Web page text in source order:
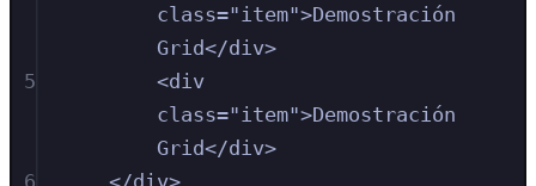
class="item">Demostración
Grid</div>
5
<div
class="item">Demostración
Grid</div>